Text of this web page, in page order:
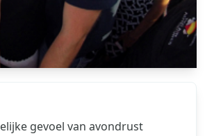
gevoel van avondrust